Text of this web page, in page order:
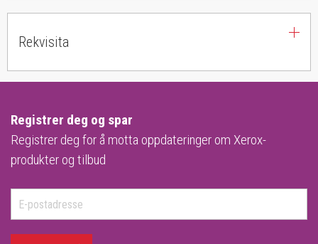
Rekvisita
Registrer deg og spar
Registrer deg for å motta oppdateringer om Xerox-
produkter og tilbud